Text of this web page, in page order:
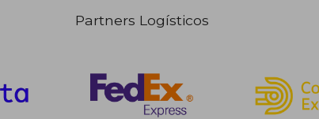
Partners Logísticos